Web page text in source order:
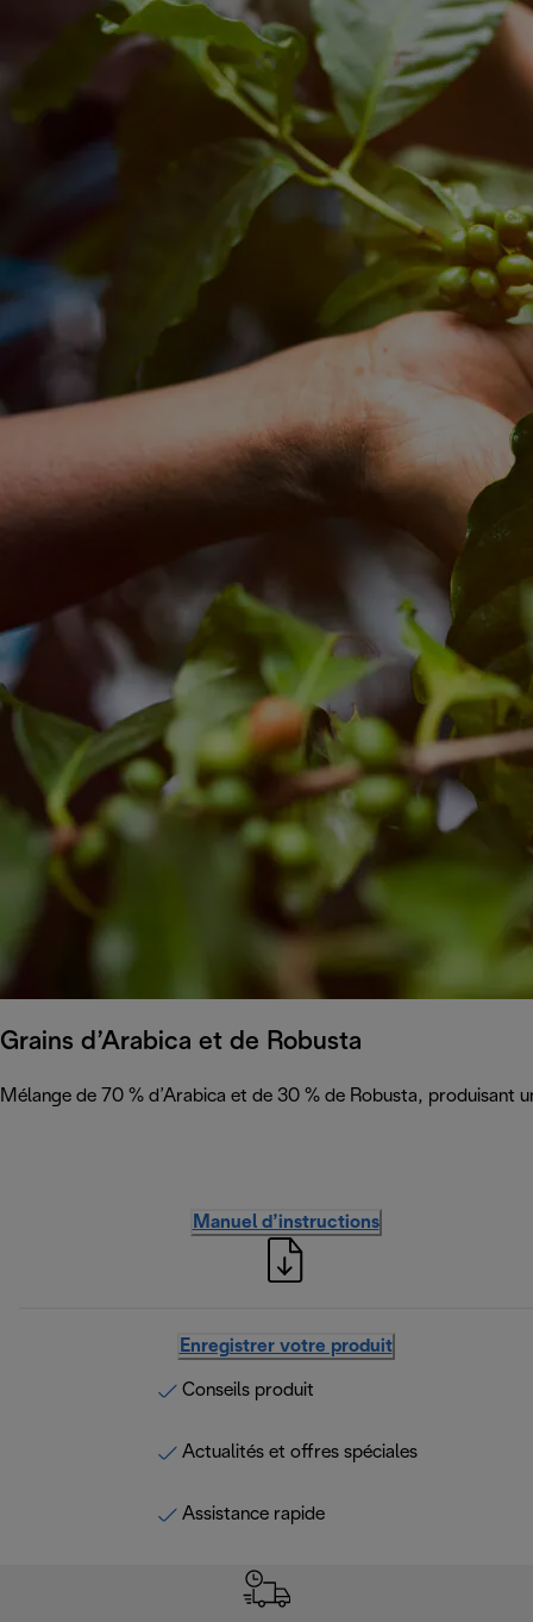
Grains d’Arabica et de Robusta
Mélange de 70 % d’Arabica et de 30 % de Robusta, produisant
Manuel d’instructions
Enregistrer votre produit
Conseils produit
Actualités et offres spéciales
Assistance rapide